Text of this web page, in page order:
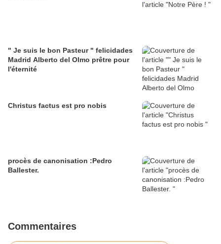
" Je suis le bon Pasteur " felicidades
Madrid Alberto del Olmo prêtre pour
l'éternité
Christus factus est pro nobis
procès de canonisation :Pedro
Ballester.
Commentaires